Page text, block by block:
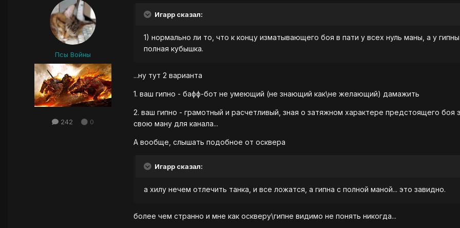
Псы Войны
242 0
Игарр сказал:
1) нормально ли то, что к концу изматывающего боя в пати у всех нуль маны, а у
полная кубышка.
...ну тут 2 варианта
1. ваш гипно - бафф-бот не умеющий (не знающий как\не желающий) дамажить
2. ваш гипно - грамотный и расчетливый, зная о затяжном характере предстоящего боя
свою ману для канала...
А вообще, слышать подобное от осквера
Игарр сказал:
а хилу нечем отлечить танка, и все ложатся, а гипна с полной маной... это завидно.
более чем странно и мне как оскверу\гипне видимо не понять никогда...